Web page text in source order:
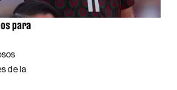
para
de la